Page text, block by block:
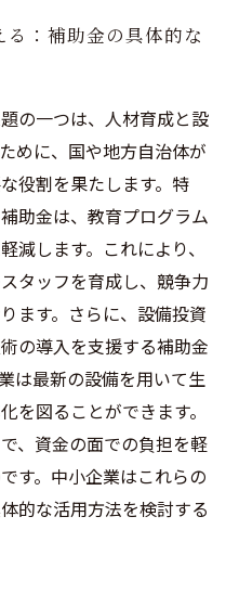
：補助金の具体的な
の一つは、人材育成と設
めに、国や地方自治体が
役割を果たします。特
助金は、教育プログラム
減します。これにより、
タッフを育成し、競争力
ます。さらに、設備投資
の導入を支援する補助金
は最新の設備を用いて生
を図ることができます。
、資金の面での負担を軽
す。中小企業はこれらの
的な活用方法を検討する